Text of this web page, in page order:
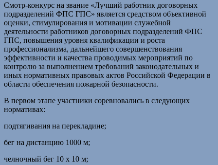
Смотр-конкурс на звание «Лучший работник договорных
подразделений ФПС ГПС» является средством объективной
оценки, стимулирования и мотивации служебной
деятельности работников договорных подразделений ФПС
ГПС, повышения уровня квалификации и роста
профессионализма, дальнейшего совершенствования
эффективности и качества проводимых мероприятий по
контролю за выполнением требований законодательных и
иных нормативных правовых актов Российской Федерации в
области обеспечения пожарной безопасности.
В первом этапе участники соревновались в следующих
нормативах:
подтягивания на перекладине;
бег на дистанцию 1000 м;
челночный бег 10 х 10 м;